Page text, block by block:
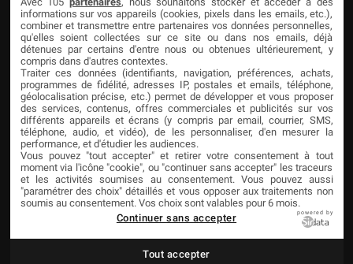
Découvrir
À propos
Contact
Publicité
Liens utiles
Mentions légales
Confidentialité
Cookies
Partenaires
Livefoot
Jeunesfooteux
Tólmi Studio
King Score
Foot en France
Football Addict
informations sur vos appareils (cookies, pixels dans les emails, etc.),
combiner et transmettre entre partenaires vos données personnelles,
qu'elles soient collectées sur ce site ou dans nos emails, déjà
détenues par certains d'entre nous ou obtenues ultérieurement, y
compris dans d'autres contextes.
Traiter ces données (identifiants, navigation, préférences, achats,
programmes de fidélité, adresses IP, postales et emails, téléphone,
géolocalisation précise, etc.) permet de développer et vous proposer
des services, contenus, offres commerciales et publicités sur vos
différents appareils et écrans (y compris par email, courrier, SMS,
téléphone, audio, et vidéo), de les personnaliser, d'en mesurer la
performance, et d'étudier les audiences.
Vous pouvez "tout accepter" et retirer votre consentement à tout
moment via l'icône "cookie", ou "continuer sans accepter" les traceurs
et les activités soumises au consentement. Vous pouvez aussi
"paramétrer des choix" détaillés et vous opposer aux traitements non
soumis au consentement. Vos choix sont valables pour 6 mois.
Continuer sans accepter
powered by
Tout accepter